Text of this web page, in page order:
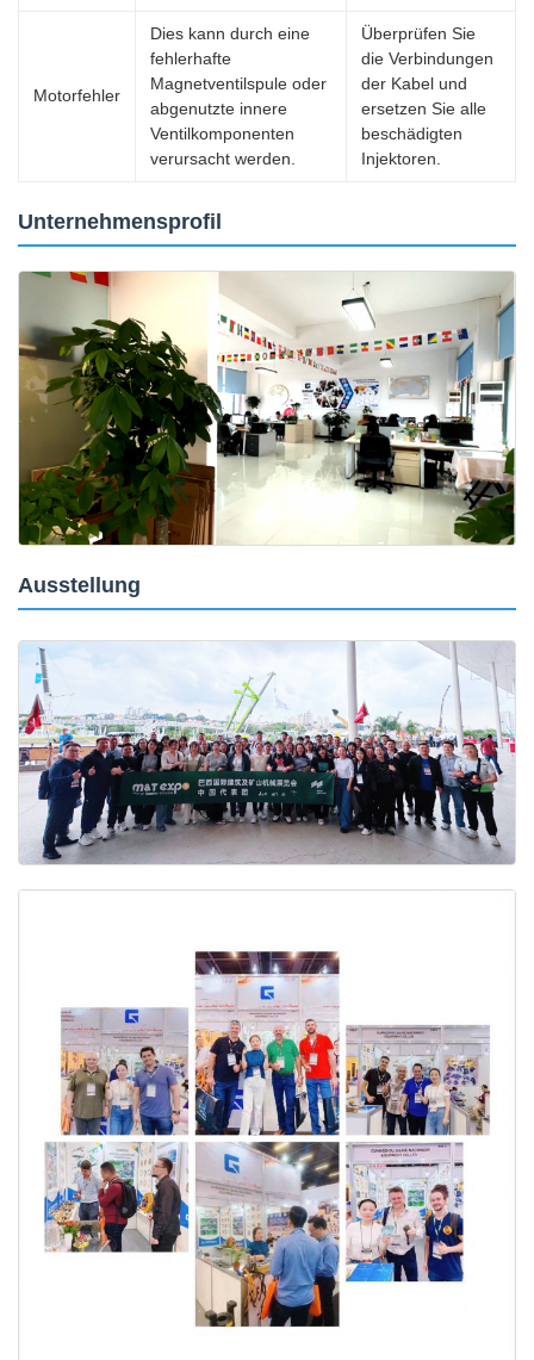
Motorfehler
Dies kann durch eine
fehlerhafte
Magnetventilspule oder
abgenutzte innere
Ventilkomponenten
verursacht werden.
Überprüfen Sie
die Verbindungen
der Kabel und
ersetzen Sie alle
beschädigten
Injektoren.
Unternehmensprofil
Ausstellung